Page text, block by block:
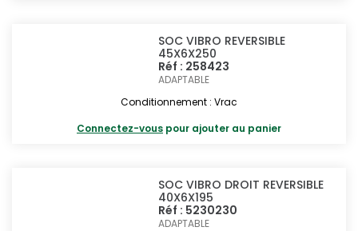
SOC VIBRO REVERSIBLE
45X6X250
Réf : 258423
ADAPTABLE
Conditionnement : Vrac
Connectez-vous pour ajouter au panier
SOC VIBRO DROIT REVERSIBLE
40X6X195
Réf : 5230230
ADAPTABLE